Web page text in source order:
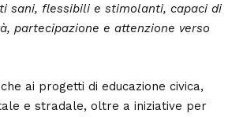
sani, flessibili e stimolanti, capaci di
partecipazione e attenzione verso
ai progetti di educazione civica,
e stradale, oltre a iniziative per